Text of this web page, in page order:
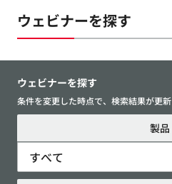
ウェビナーを探す
ウェビナーを探す
条件を変更した時点で、検索結果が更新
製品
すべて